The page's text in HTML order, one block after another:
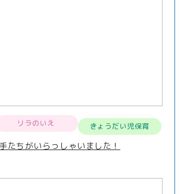
リラのいえ きょうだい児保育
たちがいらっしゃいました！